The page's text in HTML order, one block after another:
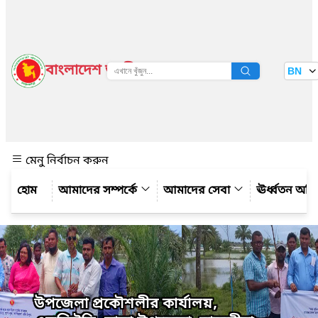
বাংলাদেশ জাতীয় তথ্য বাতায়ন BN
মেনু নির্বাচন করুন
আমাদের সম্পর্কে
আমাদের সেবা ঊর্ধ্বতন
উপজেলা প্রকৌশলীর কার্যালয়,